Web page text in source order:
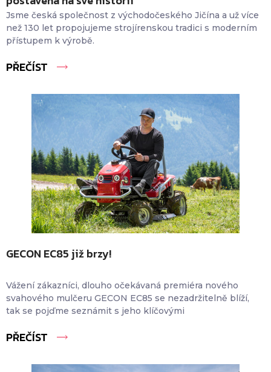
Jsme česká společnost z východočeského Jičína a už více
než 130 let propojujeme strojírenskou tradici s moderním
přístupem k výrobě.
PŘEČÍST
GECON EC85 již brzy!
Vážení zákazníci, dlouho očekávaná premiéra nového
svahového mulčeru GECON EC85 se nezadržitelně blíží,
tak se pojďme seznámit s jeho klíčovými
PŘEČÍST